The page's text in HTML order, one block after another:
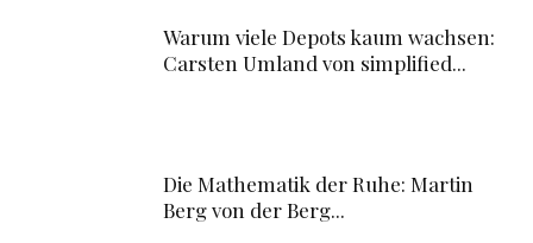
Warum viele Depots kaum wachsen:
Carsten Umland von simplified...
Die Mathematik der Ruhe: Martin
Berg von der Berg...